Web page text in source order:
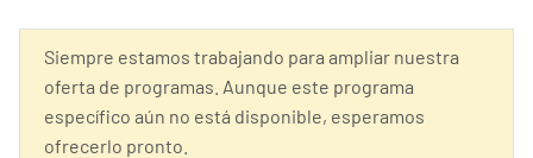
Siempre estamos trabajando para ampliar nuestra
oferta de programas. Aunque este programa
específico aún no está disponible, esperamos
ofrecerlo pronto.